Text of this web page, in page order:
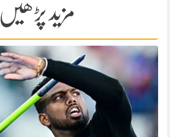
مزید پڑھیں